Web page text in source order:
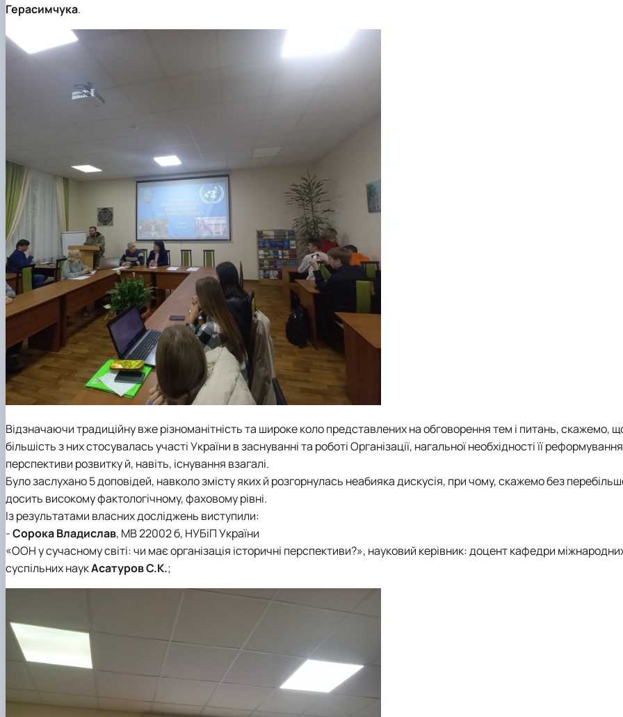
Герасимчука.
Відзначаючи традиційну вже різноманітність та широке коло представлених на обговорення тем і питань, скажемо,
більшість з них стосувалась участі України в заснуванні та роботі Організації, нагальної необхідності її
перспективи розвитку й, навіть, існування взагалі.
Було заслухано 5 доповідей, навколо змісту яких й розгорнулась неабияка дискусія, при чому, скажемо без
досить високому фактологічному, фаховому рівні.
Із результатами власних досліджень виступили:
-Сорока Владислав, МВ 22002 б, НУБіП України
«ООН у сучасному світі: чи має організація історичні перспективи?», науковий керівник: доцент кафедри
суспільних наукАсатуров С.К.;